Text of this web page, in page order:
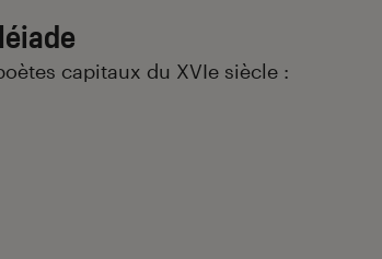
capitaux du XVIe siècle :